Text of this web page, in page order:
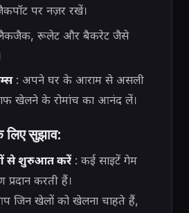
जैकपॉट पर नज़र रखें।
रूलेट और बैकरेट जैसे
: अपने घर के आराम से असली
खेलने के रोमांच का आनंद लें।
लिए सुझाव:
से शुरुआत करें: कई साइटें गेम
करती हैं।
जिन खेलों को खेलना चाहते हैं,